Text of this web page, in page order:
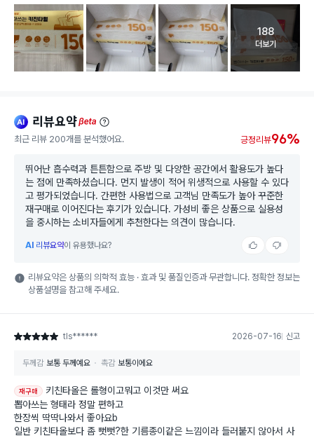
고객 리뷰
188
더보기
ai 리뷰요약beta
최근 리뷰 200개를 분석했어요. 긍정리뷰96%
뛰어난 흡수력과 튼튼함으로 주방 및 다양한 공간에서 활용도가 높다
는 점에 만족하셨습니다. 먼지 발생이 적어 위생적으로 사용할 수 있다
고 평가되었습니다. 간편한 사용법으로 고객님 만족도가 높아 꾸준한
재구매로 이어진다는 후기가 있습니다. 가성비 좋은 상품으로 실용성
을 중시하는 소비자들에게 추천한다는 의견이 많습니다.
AI 리뷰요약이 유용했나요?
리뷰요약은 상품의 의학적 효능 · 효과 및 품질인증과 무관합니다. 정확한 정보는
상품설명을 참고해 주세요.
별점 5점 tls****** 2026-07-16 신고
두께감 보통 두께예요 촉감 보통이에요
재구매
키친타올은 롤형이고뭐고 이것만 써요
뽑아쓰는 형태라 정말 편하고
한장씩 딱딱나와서 좋아요b
일반 키친타올보다 좀 뻣뻣?한 기름종이같은 느낌이라 들러붙지 않아서 사